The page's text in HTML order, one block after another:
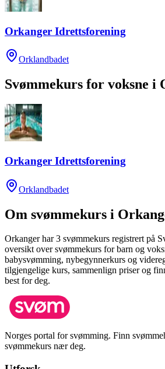
Orkanger Idrettsforening
Orklandbadet
Svømmekurs for voksne i
Orkanger Idrettsforening
Orklandbadet
Om svømmekurs i
Orkangerhar3 svømmekurs registrert på
oversikt over svømmekurs for barn og
babysvømming, nybegynnerkurs og
tilgjengelige kurs, sammenlign priser og
best for deg.
Norges portal for svømming. Finn
svømmekurs nær deg.